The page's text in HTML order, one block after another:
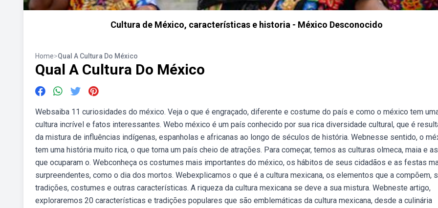
Cultura de México, características e historia - México Desconocido
Home>Qual A Cultura Do México
Qual A Cultura Do México
Websaiba 11 curiosidades do méxico. Veja o que é engraçado, diferente e costume do país e como o méxico tem
cultura incrível e fatos interessantes. Webo méxico é um país conhecido por sua rica diversidade cultural, que é
da mistura de influências indígenas, espanholas e africanas ao longo de séculos de história. Webnesse sentido, o
tem uma história muito rica, o que torna um país cheio de atrações. Para começar, temos as culturas olmeca, maia e
que ocuparam o. Webconheça os costumes mais importantes do méxico, os hábitos de seus cidadãos e as festas
surpreendentes, como o dia dos mortos. Webexplicamos o que é a cultura mexicana, os elementos que a compõem,
tradições, costumes e outras características. A riqueza da cultura mexicana se deve a sua mistura. Webneste artigo,
exploraremos 20 características e tradições populares que são emblemáticas da cultura mexicana, desde a culinária